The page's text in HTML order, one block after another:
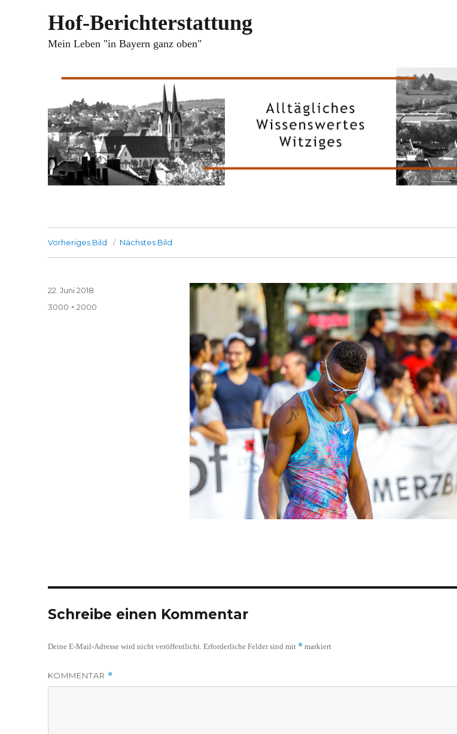
Hof-Berichterstattung
Mein Leben "in Bayern ganz oben"
Vorheriges Bild Nächstes Bild
Veröffentlicht
22. Juni 2018
Volle
3000 × 2000
Schreibe einen Kommentar
Deine E-Mail-Adresse wird nicht veröffentlicht. Erforderliche Felder sind mit * markiert
KOMMENTAR *